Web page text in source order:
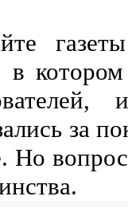
в
за
Но